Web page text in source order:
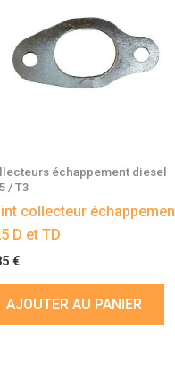
échappement diesel
/ T3
collecteur
D et TD
€
AJOUTER AU PANIER